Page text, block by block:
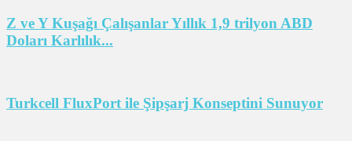
Z ve Y Kuşağı Çalışanlar Yıllık 1,9 trilyon ABD
Doları Karlılık...
Turkcell FluxPort ile Şipşarj Konseptini Sunuyor